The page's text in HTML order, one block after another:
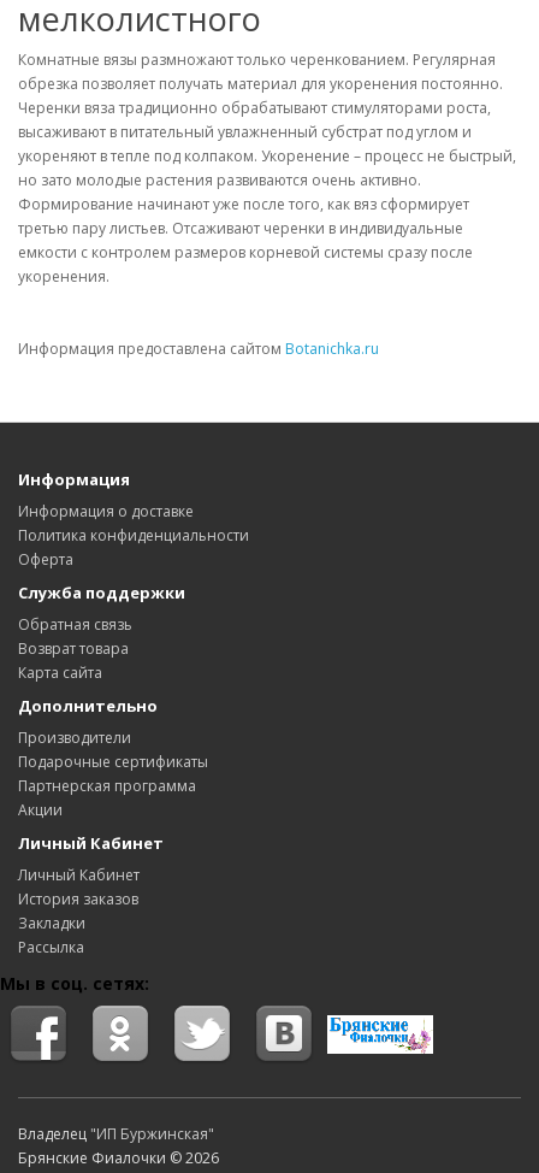
мелколистного
Комнатные вязы размножают только черенкованием. Регулярная
обрезка позволяет получать материал для укоренения постоянно.
Черенки вяза традиционно обрабатывают стимуляторами роста,
высаживают в питательный увлажненный субстрат под углом и
укореняют в тепле под колпаком. Укоренение – процесс не быстрый,
но зато молодые растения развиваются очень активно.
Формирование начинают уже после того, как вяз сформирует
третью пару листьев. Отсаживают черенки в индивидуальные
емкости с контролем размеров корневой системы сразу после
укоренения.
Информация предоставлена сайтом Botanichka.ru
Информация
Информация о доставке
Политика конфиденциальности
Оферта
Служба поддержки
Обратная связь
Возврат товара
Карта сайта
Дополнительно
Производители
Подарочные сертификаты
Партнерская программа
Акции
Личный Кабинет
Личный Кабинет
История заказов
Закладки
Рассылка
Мы в соц. сетях:
Владелец "ИП Буржинская"
Брянские Фиалочки © 2026